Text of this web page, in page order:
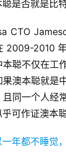
是否就是比
CTO
2009-2010
聪不仅在工
澳本聪就是
同一个人经
可作证澳本